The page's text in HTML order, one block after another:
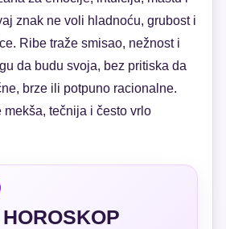
znak ne voli hladnoću, grubost i
Ribe traže smisao, nežnost i
da budu svoja, bez pritiska da
brze ili potpuno racionalne.
tečnija i često vrlo